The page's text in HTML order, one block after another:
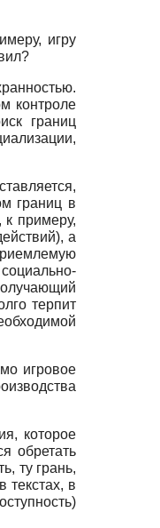
игру
контроле
границ
границ в
примеру,
а
терпит
игровое
которое
обретать
ту грань,
текстах, в